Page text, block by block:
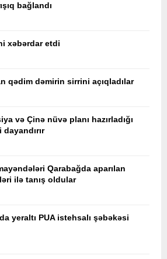
bağlandı
xəbərdar etdi
qədim dəmirin sirrini açıqladılar
və Çinə nüvə planı hazırladığı
Qarabağda aparılan
ilə tanış oldular
yeraltı PUA istehsalı şəbəkəsi